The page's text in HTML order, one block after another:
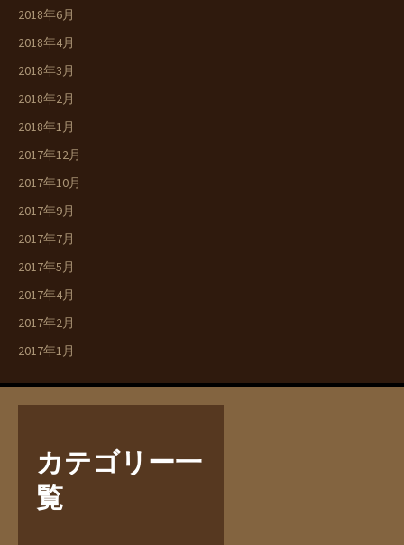
2018年6月
2018年4月
2018年3月
2018年2月
2018年1月
2017年12月
2017年10月
2017年9月
2017年7月
2017年5月
2017年4月
2017年2月
2017年1月
カテゴリー一
覧